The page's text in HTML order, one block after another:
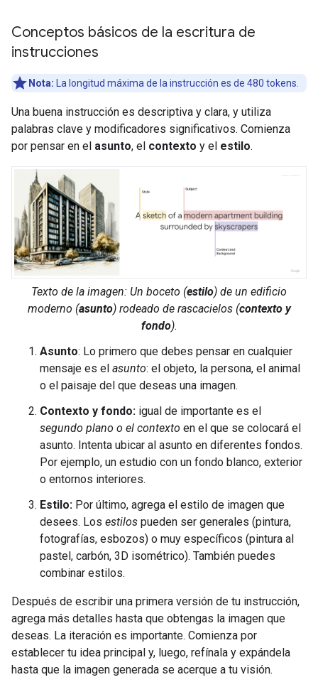
Conceptos básicos de la escritura de
instrucciones
Nota: La longitud máxima de la instrucción es de 480 tokens.
Una buena instrucción es descriptiva y clara, y utiliza
palabras clave y modificadores significativos. Comienza
por pensar en el asunto, el contexto y el estilo.
Texto de la imagen: Un boceto (estilo) de un edificio
moderno (asunto) rodeado de rascacielos(contexto y
fondo).
Asunto: Lo primero que debes pensar en cualquier
mensaje es el asunto: el objeto, la persona, el animal
o el paisaje del que deseas una imagen.
Contexto y fondo: igual de importante es el
segundo plano o el contexto en el que se colocará el
asunto. Intenta ubicar al asunto en diferentes fondos.
Por ejemplo, un estudio con un fondo blanco, exterior
o entornos interiores.
Estilo: Por último, agrega el estilo de imagen que
desees. Los estilos pueden ser generales (pintura,
fotografías, esbozos) o muy específicos (pintura al
pastel, carbón, 3D isométrico). También puedes
combinar estilos.
Después de escribir una primera versión de tu instrucción,
agrega más detalles hasta que obtengas la imagen que
deseas. La iteración es importante. Comienza por
establecer tu idea principal y, luego, refínala y expándela
hasta que la imagen generada se acerque a tu visión.